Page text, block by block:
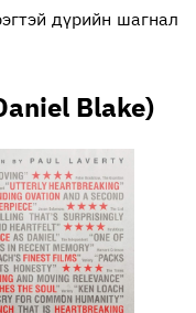
дүрийн шагнал
Blake)